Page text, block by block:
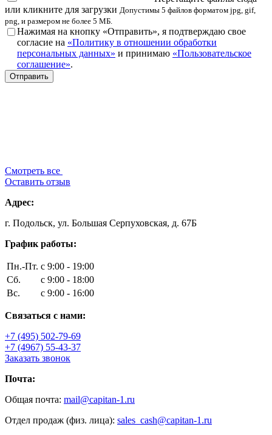
или кликните для загрузки Допустимы 5 файлов форматом jpg, gif,
png, и размером не более 5 МБ.
Нажимая на кнопку «Отправить», я подтверждаю свое
согласие на «Политику в отношении обработки
персональных данных» и принимаю «Пользовательское
соглашение».
Смотреть все
Оставить отзыв
Адрес:
г. Подольск, ул. Большая Серпуховская, д. 67Б
График работы:
Пн.-Пт. с 9:00 - 19:00
Сб.
с 9:00 - 18:00
Вс.
с 9:00 - 16:00
Связаться с нами:
+7 (495) 502-79-69
+7 (4967) 55-43-37
Заказать звонок
Почта:
Общая почта: mail@capitan-1.ru
Отдел продаж (физ. лица): sales_cash@capitan-1.ru